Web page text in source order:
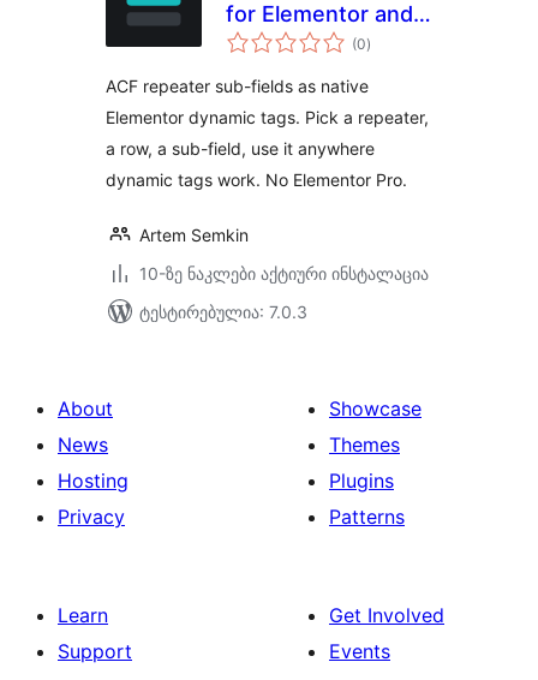
for Elementor and
ACF
(0საერთო
რეიტინგი
)
ACF repeater sub-fields as native
Elementor dynamic tags. Pick a repeater,
a row, a sub-field, use it anywhere
dynamic tags work. No Elementor Pro.
Artem Semkin
10-ზე ნაკლები აქტიური ინსტალაცია
ტესტირებულია: 7.0.3
About
News
Hosting
Privacy
Showcase
Themes
Plugins
Patterns
Learn
Support
Get Involved
Events